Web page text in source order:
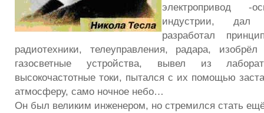
электропривод -
индустрии, дал
разработал
радиотехники, телеуправления, радара,
газосветные устройства, вывел из
высокочастотные токи, пытался с их помощью
атмосферу, само ночное небо…
Он был великим инженером, но стремился стать